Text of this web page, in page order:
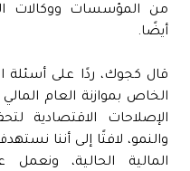
من المؤسسات ووكالات
أيضًا.
قال كجوك، ردًا على أسئلة
الخاص بموازنة العام
الإصلاحات الاقتصادية
المالية الحالية، ونعمل